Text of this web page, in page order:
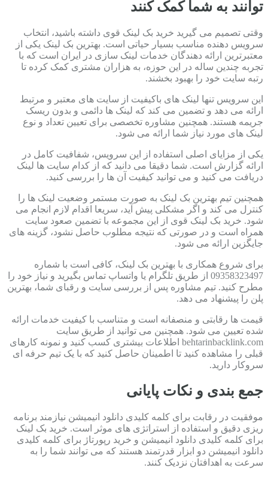
توانند به شما کمک کنند
وقتی تصمیم می گیرید خرید بک لینک قوی داشته باشید، انتخاب
سرویس دهنده مناسب بسیار حیاتی است. بهترین بک لینک یکی از
معتبرترین ارائه دهندگان خدمات لینک سازی در ایران است که با
تجربه چندین ساله در این حوزه، به هزاران مشتری کمک کرده تا
رتبه سایت خود را بهبود بخشند.
این سرویس تنها لینک های باکیفیت از سایت های معتبر و مرتبط
ارائه می دهد و تضمین می کند که لینک ها دائمی و بدون ریسک
جریمه هستند. همچنین مشاوره تخصصی برای تعیین تعداد و نوع
لینک های مورد نیاز شما ارائه می شود.
یکی از مزایای اصلی استفاده از این سرویس، شفافیت کامل در
ارائه گزارش است. شما دقیقا می دانید که از کدام سایت ها لینک
دریافت می کنید و می توانید کیفیت آن ها را بررسی کنید.
همچنین تیم بهترین بک لینک به صورت مستمر وضعیت لینک ها را
کنترل می کند و اگر مشکلی پیش آید، سریعا اقدام لازم انجام می
شود. خرید بک لینک قوی از این مجموعه با تضمین صعود سایت
همراه است و در صورتی که نتیجه مطلوب حاصل نشود، گزینه های
جایگزین ارائه می شود.
برای شروع همکاری با بهترین بک لینک، کافی است با شماره
09358323497 از طریق تلگرام یا واتساپ تماس بگیرید و نیاز خود را
مطرح کنید. تیم مشاوره پس از بررسی سایت و رقبای شما، بهترین
پلن را پیشنهاد می دهد.
قیمت ها رقابتی و منصفانه است و متناسب با کیفیت خدمات ارائه
شده تعیین می شود. همچنین می توانید از طریق سایت
behtarinbacklink.com اطلاعات بیشتری کسب کنید و نمونه کارهای
قبلی را مشاهده کنید تا اطمینان حاصل کنید که با یک تیم حرفه ای
سروکار دارید.
جمع بندی و نکات پایانی
موفقیت در رقابت برای کلمه کلیدی دانلود انیمیشن نیازمند برنامه
ریزی دقیق و استفاده از استراتژی های موثر است. خرید بک لینک
برای کلمه کلیدی دانلود انیمیشن و خرید رپورتاژ برای کلمه کلیدی
دانلود انیمیشن دو ابزار قدرتمند هستند که می توانند شما را به
سرعت به اهدافتان نزدیک کنند.